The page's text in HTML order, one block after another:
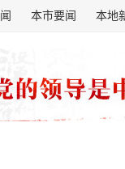
本市要闻 本地